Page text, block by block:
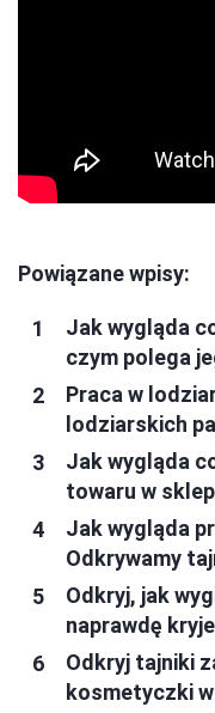
Powiązane wpisy:
Jak wygląda
czym polega
Praca w
lodziarskich
Jak wygląda
towaru w
Jak wygląda
Odkrywamy
Odkryj, jak
naprawdę
Odkryj tajniki
kosmetyczki